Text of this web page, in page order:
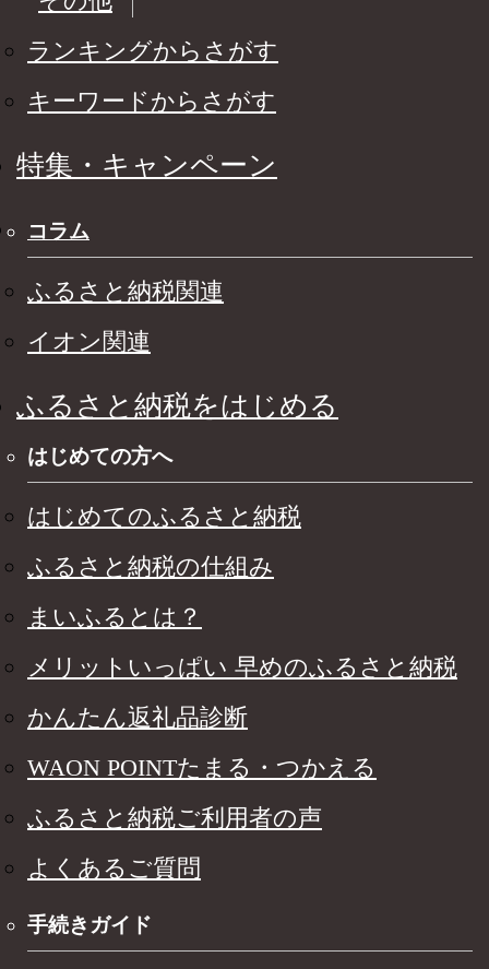
ランキングからさがす
キーワードからさがす
特集・キャンペーン
コラム
ふるさと納税関連
イオン関連
ふるさと納税をはじめる
はじめての方へ
はじめてのふるさと納税
ふるさと納税の仕組み
まいふるとは？
メリットいっぱい 早めのふるさと納税
かんたん返礼品診断
WAON POINTたまる・つかえる
ふるさと納税ご利用者の声
よくあるご質問
手続きガイド